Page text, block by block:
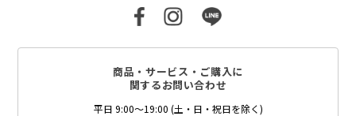
商品・サービス・ご購入に
関するお問い合わせ
平日 9:00～19:00 (土・日・祝日を除く)